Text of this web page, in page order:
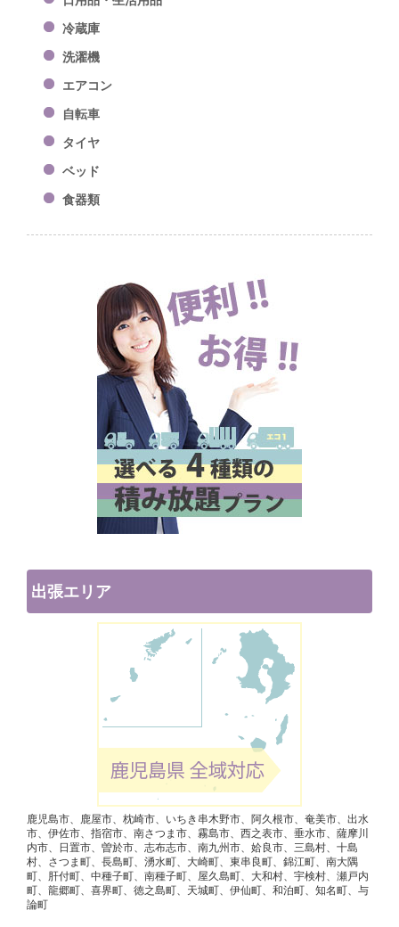
冷蔵庫
洗濯機
エアコン
自転車
タイヤ
ベッド
食器類
出張エリア
鹿児島市、鹿屋市、枕崎市、いちき串木野市、阿久根市、奄美市、出水
市、伊佐市、指宿市、南さつま市、霧島市、西之表市、垂水市、薩摩川
内市、日置市、曽於市、志布志市、南九州市、姶良市、三島村、十島
村、さつま町、長島町、湧水町、大崎町、東串良町、錦江町、南大隅
町、肝付町、中種子町、南種子町、屋久島町、大和村、宇検村、瀬戸内
町、龍郷町、喜界町、徳之島町、天城町、伊仙町、和泊町、知名町、与
論町